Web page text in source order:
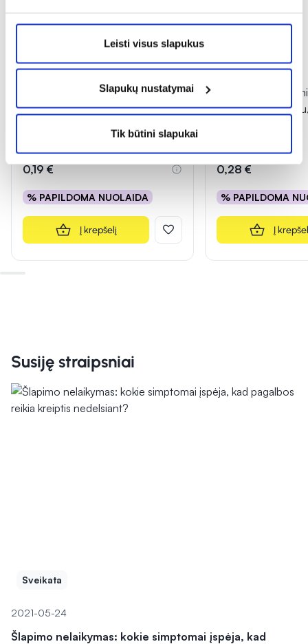
Leisti visus slapukus
Slapukų nustatymai
Tik būtini slapukai
Sterilus šlapimo indelis, 50 ml
0,19 €
% PAPILDOMA NUOLAIDA
Į krepšelį
Sterilus
indelis su
0,28 €
% PAPILDOMA
Į
Susiję straipsniai
Sveikata
2021-05-24
Šlapimo nelaikymas: kokie simptomai įspėja, kad